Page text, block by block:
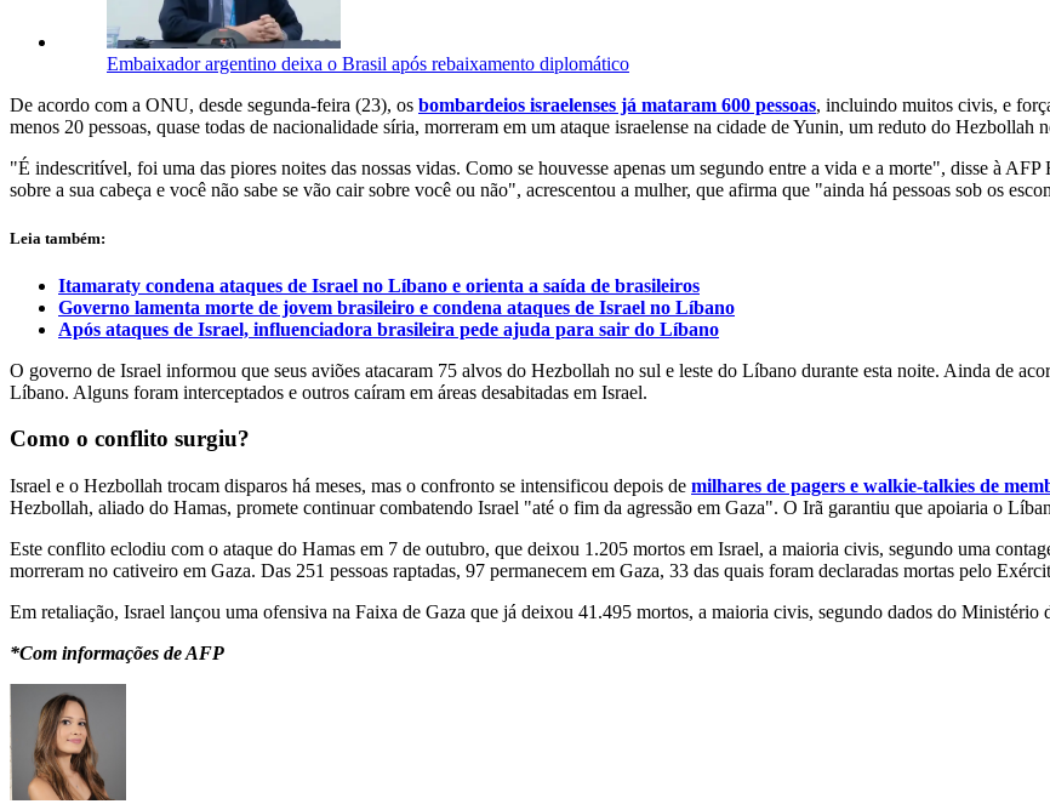
Embaixador argentino deixa o Brasil após rebaixamento diplomático
De acordo com a ONU, desde segunda-feira (23), os bombardeios israelenses já mataram 600 pessoas, incluindo muitos civis, e
menos 20 pessoas, quase todas de nacionalidade síria, morreram em um ataque israelense na cidade de Yunin, um reduto do Hezbollah
"É indescritível, foi uma das piores noites das nossas vidas. Como se houvesse apenas um segundo entre a vida e a morte", disse à
sobre a sua cabeça e você não sabe se vão cair sobre você ou não", acrescentou a mulher, que afirma que "ainda há pessoas sob os
Leia também:
Itamaraty condena ataques de Israel no Líbano e orienta a saída de brasileiros
Governo lamenta morte de jovem brasileiro e condena ataques de Israel no Líbano
Após ataques de Israel, influenciadora brasileira pede ajuda para sair do Líbano
O governo de Israel informou que seus aviões atacaram 75 alvos do Hezbollah no sul e leste do Líbano durante esta noite. Ainda de
Líbano. Alguns foram interceptados e outros caíram em áreas desabitadas em Israel.
Como o conflito surgiu?
Israel e o Hezbollah trocam disparos há meses, mas o confronto se intensificou depois de milhares de pagers e walkie-talkies de
Hezbollah, aliado do Hamas, promete continuar combatendo Israel "até o fim da agressão em Gaza". O Irã garantiu que apoiaria o
Este conflito eclodiu com o ataque do Hamas em 7 de outubro, que deixou 1.205 mortos em Israel, a maioria civis, segundo uma
morreram no cativeiro em Gaza. Das 251 pessoas raptadas, 97 permanecem em Gaza, 33 das quais foram declaradas mortas pelo
Em retaliação, Israel lançou uma ofensiva na Faixa de Gaza que já deixou 41.495 mortos, a maioria civis, segundo dados do
*Com informações de AFP